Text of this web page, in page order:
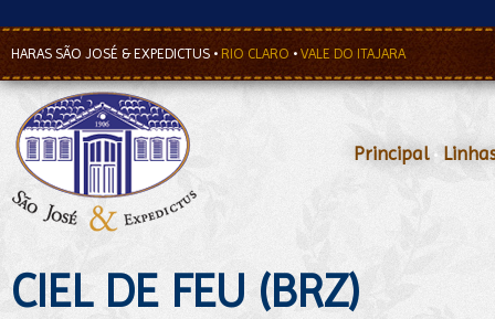
HARAS SÃO JOSÉ & EXPEDICTUS • RIO CLARO • VALE DO ITAJARA
Principal•
CIEL DE FEU (BRZ)